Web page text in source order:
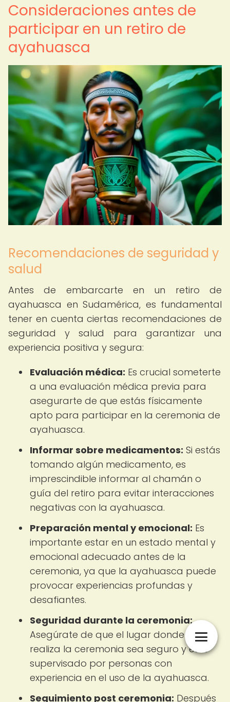
Consideraciones antes de
participar en un retiro de
ayahuasca
Recomendaciones de seguridad y
salud
Antes de embarcarte en un retiro de
ayahuasca en Sudamérica, es fundamental
tener en cuenta ciertas recomendaciones de
seguridad y salud para garantizar una
experiencia positiva y segura:
Evaluación médica: Es crucial someterte
a una evaluación médica previa para
asegurarte de que estás físicamente
apto para participar en la ceremonia de
ayahuasca.
Informar sobre medicamentos: Si estás
tomando algún medicamento, es
imprescindible informar al chamán o
guía del retiro para evitar interacciones
negativas con la ayahuasca.
Preparación mental y emocional: Es
importante estar en un estado mental y
emocional adecuado antes de la
ceremonia, ya que la ayahuasca puede
provocar experiencias profundas y
desafiantes.
Seguridad durante la ceremonia:
Asegúrate de que el lugar donde se
realiza la ceremonia sea seguro y esté
supervisado por personas con
experiencia en el uso de la ayahuasca.
Seguimiento post ceremonia: Después